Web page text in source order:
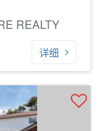
REALTY
详细